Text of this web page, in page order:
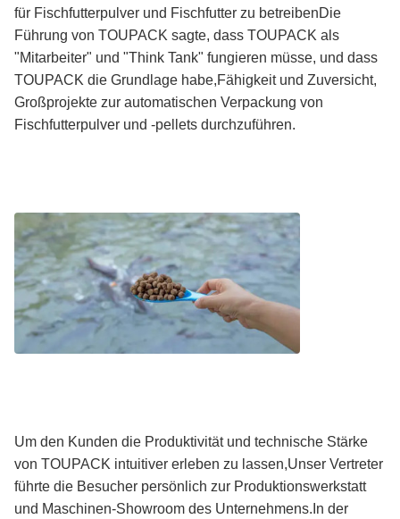
für Fischfutterpulver und Fischfutter zu betreibenDie
Führung von TOUPACK sagte, dass TOUPACK als
"Mitarbeiter" und "Think Tank" fungieren müsse, und dass
TOUPACK die Grundlage habe,Fähigkeit und Zuversicht,
Großprojekte zur automatischen Verpackung von
Fischfutterpulver und -pellets durchzuführen.
Um den Kunden die Produktivität und technische Stärke
von TOUPACK intuitiver erleben zu lassen,Unser Vertreter
führte die Besucher persönlich zur Produktionswerkstatt
und Maschinen-Showroom des Unternehmens.In der